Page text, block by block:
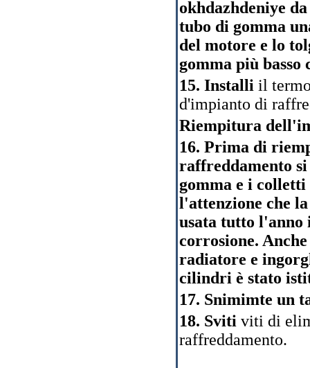
okhdazhdeniye
tubo di gomma
del motore e lo
gomma più
15. Installi il
d'impianto di
Riempitura
16. Prima di
raffreddamento
gomma e i
l'attenzione che
usata tutto l'anno
corrosione.
radiatore e
cilindri è stato
17. Snimimte un
18. Sviti viti di
raffreddamento.